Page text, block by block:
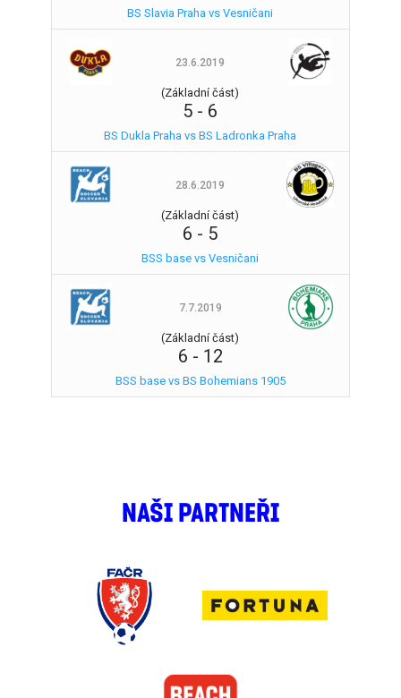
BS Slavia Praha vs Vesničani
23.6.2019
(Základní část)
5 - 6
BS Dukla Praha vs BS Ladronka Praha
28.6.2019
(Základní část)
6 - 5
BSS base vs Vesničani
7.7.2019
(Základní část)
6 - 12
BSS base vs BS Bohemians 1905
NAŠI PARTNEŘI